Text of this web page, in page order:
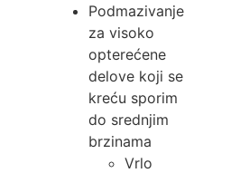
Podmazivanje
za visoko
opterećene
delove koji se
kreću sporim
do srednjim
brzinama
Vrlo